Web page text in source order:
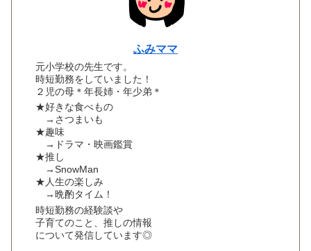
ふみママ
元小学校の先生です。
時短勤務をしていました！
２児の母＊年長姉・年少弟＊
★好きな食べもの
→さつまいも
★趣味
→ドラマ・映画鑑賞
★推し
→SnowMan
★人生の楽しみ
→晩酌タイム！
時短勤務の経験談や
子育てのこと、推しの情報
について発信しています◎